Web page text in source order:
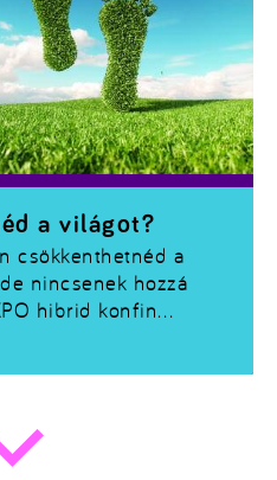
csökkenthetnéd a
nincsenek hozzá
hibrid konfin
a világot?